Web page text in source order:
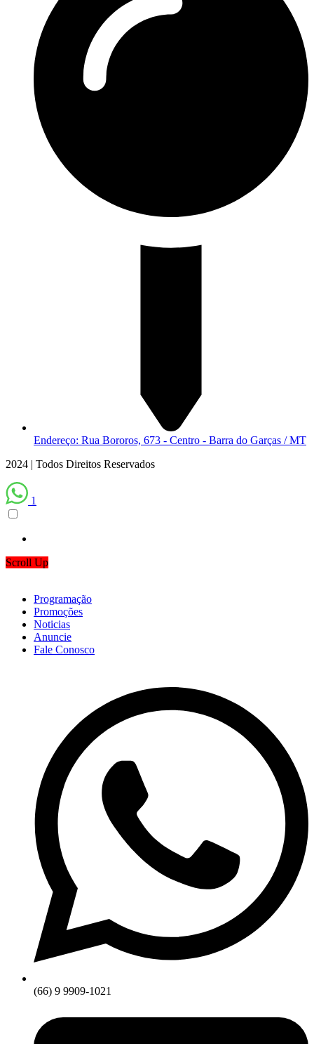
Endereço: Rua Bororos, 673 - Centro - Barra do Garças / MT
2024 | Todos Direitos Reservados
1
Scroll Up
Programação
Promoções
Noticias
Anuncie
Fale Conosco
(66) 9 9909-1021